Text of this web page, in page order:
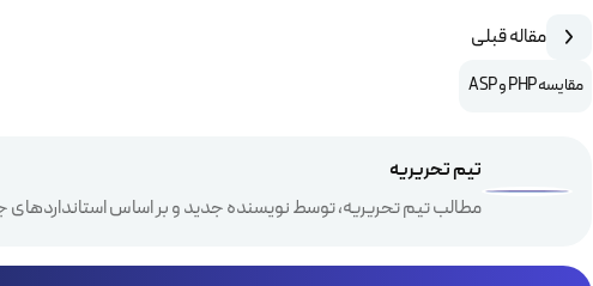
مقاله قبلی
مقایسه PHP و ASP
تیم تحریریه
مطالب تیم تحریریه، توسط نویسنده جدید و بر اساس